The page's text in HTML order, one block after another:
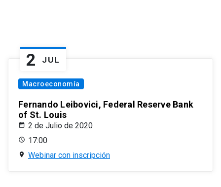
2 JUL
Macroeconomía
Fernando Leibovici, Federal Reserve Bank
of St. Louis
2 de Julio de 2020
17:00
Webinar con inscripción